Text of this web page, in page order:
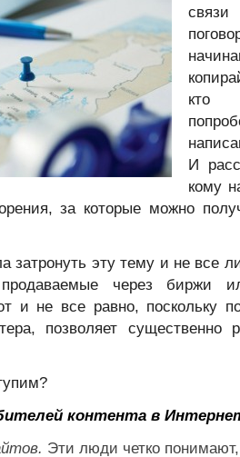
кто
И
кому
за которые можно
затронуть эту тему и не все
через биржи
и не все равно, поскольку
позволяет существенно
контента в
Эти люди четко